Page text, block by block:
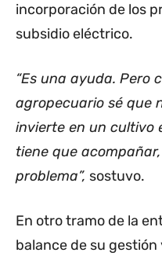
incorporación de los
subsidio eléctrico.
“Es una ayuda. Pero
agropecuario sé que
invierte en un cultivo
tiene que
problema”, sostuvo.
En otro tramo de la
balance de su